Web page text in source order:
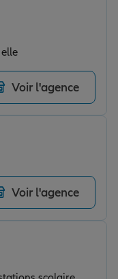
Voir l'agence
Voir l'agence